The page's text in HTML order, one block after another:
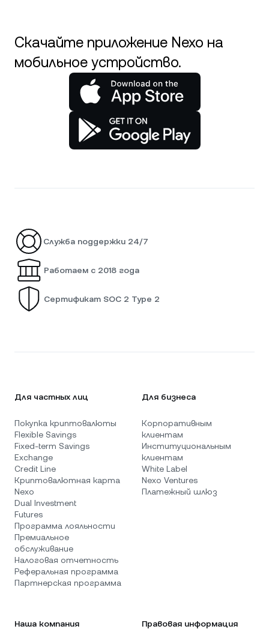
Скачайте приложение Nexo на
мобильное устройство.
Служба поддержки 24/7
Работаем с 2018 года
Сертификат SOC 2 Type 2
Для частных лиц
Покупка криптовалюты
Flexible Savings
Fixed-term Savings
Exchange
Credit Line
Криптовалютная карта
Nexo
Dual Investment
Futures
Программа лояльности
Премиальное
обслуживание
Налоговая отчетность
Реферальная программа
Партнерская программа
Для бизнеса
Корпоративным
клиентам
Институциональным
клиентам
White Label
Nexo Ventures
Платежный шлюз
Наша компания Правовая информация